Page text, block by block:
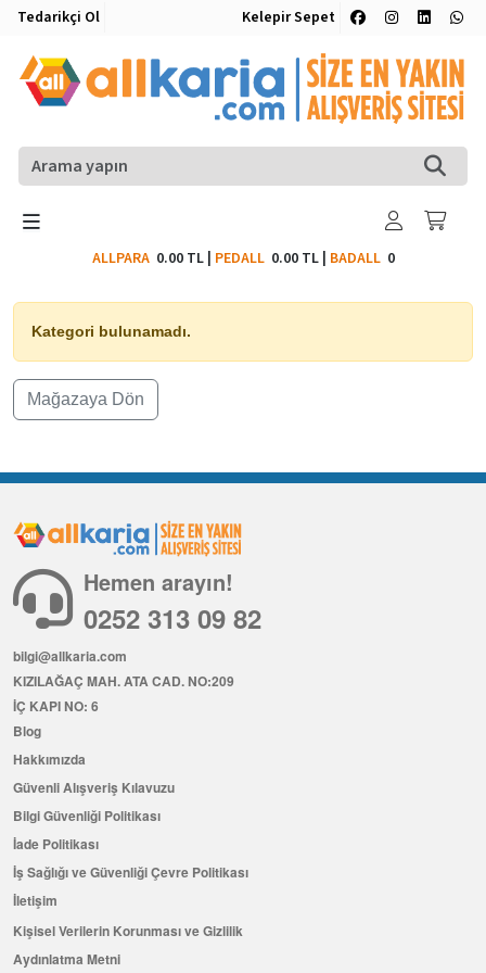
Tedarikçi Ol Kelepir Sepet
ALLPARA 0.00 TL| PEDALL 0.00 TL| BADALL0
Kategori bulunamadı.
Mağazaya Dön
Hemen arayın!
0252 313 09 82
bilgi@allkaria.com
KIZILAĞAÇ MAH. ATA CAD. NO:209
İÇ KAPI NO: 6
Blog
Hakkımızda
Güvenli Alışveriş Kılavuzu
Bilgi Güvenliği Politikası
İade Politikası
İş Sağlığı ve Güvenliği Çevre Politikası
İletişim
Kişisel Verilerin Korunması ve Gizlilik
Aydınlatma Metni